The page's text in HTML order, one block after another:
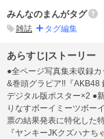
みんなのまんがタグ
雑誌 タグ編集
あらすじ|ストーリー
●全ページ写真集未収録
&巻頭グラビア!!『AKB48
デジタル版ポスター×2 ●
りなすボーイミーツボー
票の結果発表に特化した
『ヤンキーJKクズハナ